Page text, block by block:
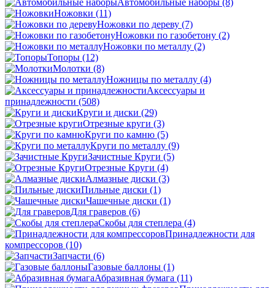
Автомобильные наборы (8)
Ножовки (11)
Ножовки по дереву (7)
Ножовки по газобетону (2)
Ножовки по металлу (2)
Топоры (12)
Молотки (8)
Ножницы по металлу (4)
Аксессуары и
принадлежности (508)
Круги и диски (29)
Отрезные круги (3)
Круги по камню (5)
Круги по металлу (9)
Зачистные Круги (5)
Отрезные Круги (4)
Алмазные диски (3)
Пильные диски (1)
Чашечные диски (1)
Для граверов (6)
Скобы для степлера (4)
Принадлежности для
компрессоров (10)
Запчасти (6)
Газовые баллоны (1)
Абразивная бумага (11)